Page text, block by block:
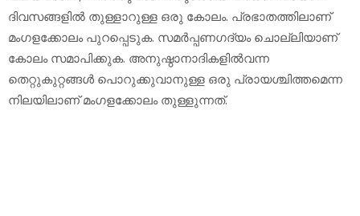
ദിവസങ്ങളില്‍ തുള്ളാറുള്ള ഒരു കോലം. പ്രഭാതത്തിലാണ്
മംഗളക്കോലം പുറപ്പെടുക. സമര്‍പ്പണഗദ്യം ചൊല്ലിയാണ്
കോലം സമാപിക്കുക. അനുഷ്ഠാനാദികളില്‍വന്ന
തെറ്റുകുറ്റങ്ങള്‍ പൊറുക്കുവാനുള്ള ഒരു പ്രായശ്ചിത്തമെന്ന
നിലയിലാണ് മംഗളക്കോലം തുള്ളുന്നത്.